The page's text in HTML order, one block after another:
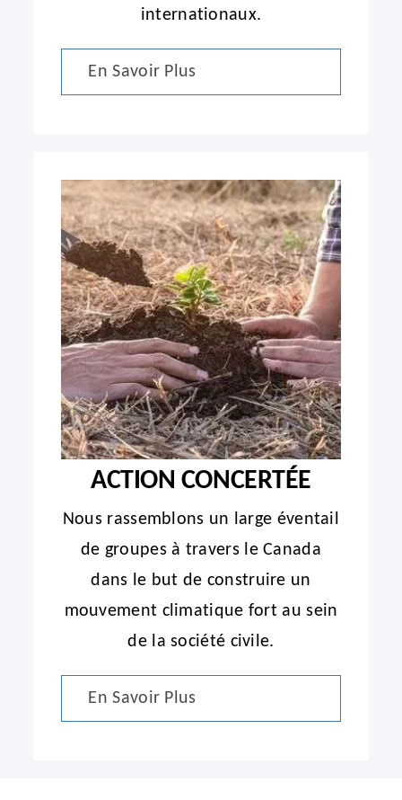
internationaux.
En Savoir Plus
ACTION CONCERTÉE
Nous rassemblons un large éventail
de groupes à travers le Canada
dans le but de construire un
mouvement climatique fort au sein
de la société civile.
En Savoir Plus